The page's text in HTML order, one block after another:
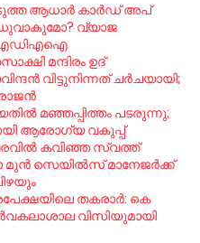
എടുത്ത ആധാര്‍ കാര്‍ഡ് അപ്
വ്യാജ
മന്ദിരം ഉദ്
വിട്ടുനിന്നത് ചര്‍ചയായി;
മഞ്ഞപ്പിത്തം പടരുന്നു;
ആരോഗ്യ വകുപ്പ്
വരവില്‍ കവിഞ്ഞ സ്വത്ത്
മുന്‍ സെയില്‍സ് മാനേജര്‍ക്ക്
തകരാര്‍: കെ
വിസിയുമായി